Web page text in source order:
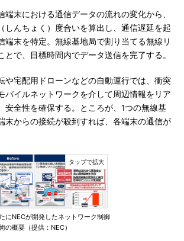
末における通信データの流れの変化から、
しんちょく）度合いを算出し、通信遅延を起
端末を特定。無線基地局で割り当てる無線リ
とで、目標時間内でデータ送信を完了する。
宅配用ドローンなどの自動運行では、衝突
バイルネットワークを介して周辺情報をリア
安全性を確保する。ところが、1つの無線基
末からの接続が殺到すれば、各端末の通信が
にNECが開発したネットワーク制御
の概要（提供：NEC）